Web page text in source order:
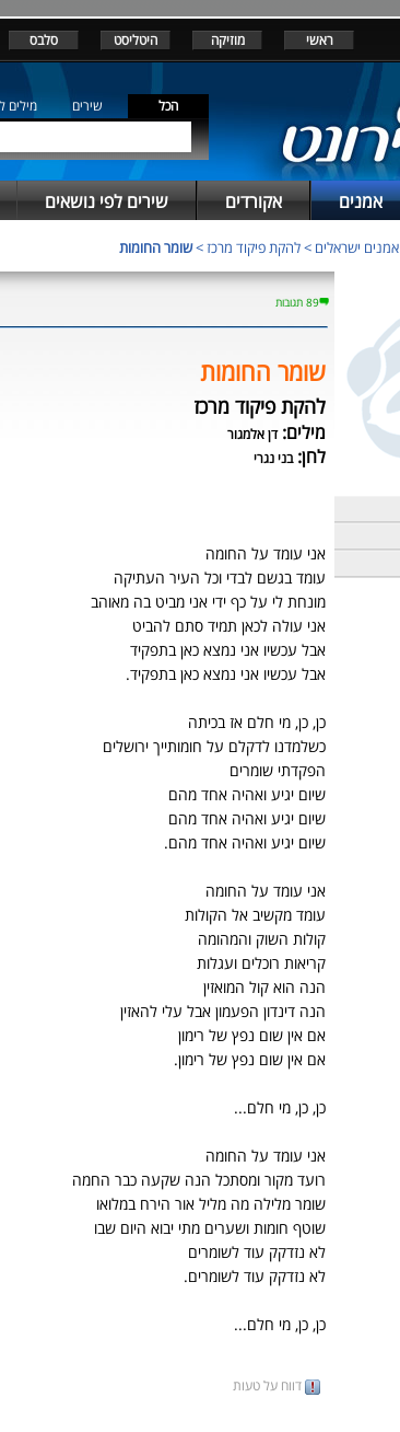
ראשי מוזיקה היטליסט סלבס
הכל שירים מילים
אמנים אקורדים שירים לפי נושאים
אמנים ישראלים >להקת פיקוד מרכז>שומר החומות
89 תגובות
שומר החומות
להקת פיקוד מרכז
מילים:דן אלמגור
לחן:בני נגרי
אני עומד על החומה
עומד בגשם לבדי וכל העיר העתיקה
מונחת לי על כף ידי אני מביט בה מאוהב
אני עולה לכאן תמיד סתם להביט
אבל עכשיו אני נמצא כאן בתפקיד
אבל עכשיו אני נמצא כאן בתפקיד.
כן, כן, מי חלם אז בכיתה
כשלמדנו לדקלם על חומותייך ירושלים
הפקדתי שומרים
שיום יגיע ואהיה אחד מהם
שיום יגיע ואהיה אחד מהם
שיום יגיע ואהיה אחד מהם.
אני עומד על החומה
עומד מקשיב אל הקולות
קולות השוק והמהומה
קריאות רוכלים ועגלות
הנה הוא קול המואזין
הנה דינדון הפעמון אבל עלי להאזין
אם אין שום נפץ של רימון
אם אין שום נפץ של רימון.
כן, כן, מי חלם...
אני עומד על החומה
רועד מקור ומסתכל הנה שקעה כבר החמה
שומר מלילה מה מליל אור הירח במלואו
שוטף חומות ושערים מתי יבוא היום שבו
לא נזדקק עוד לשומרים
לא נזדקק עוד לשומרים.
כן, כן, מי חלם...
דווח על טעות